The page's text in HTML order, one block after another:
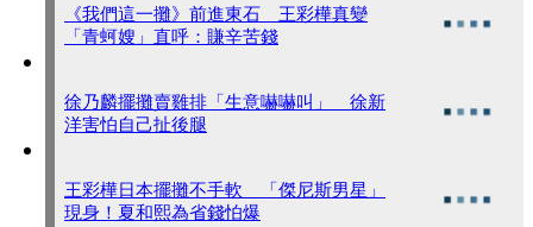
《我們這一攤》前進東石 王彩樺真變
「青蚵嫂」直呼：賺辛苦錢
徐乃麟擺攤賣雞排「生意嚇嚇叫」 徐新
洋害怕自己扯後腿
王彩樺日本擺攤不手軟 「傑尼斯男星」
現身！夏和熙為省錢怕爆